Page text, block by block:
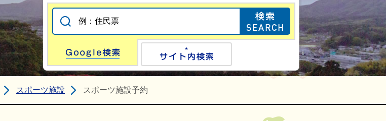
Google検索
スポーツ施設 スポーツ施設予約